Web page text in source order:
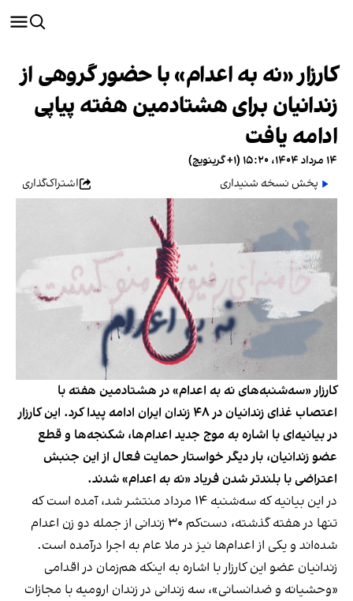
کارزار «نه به اعدام» با حضور گروهی از
زندانیان برای هشتادمین هفته پیاپی
ادامه یافت
۱۴ مرداد ۱۴۰۴، ۱۵:۲۰ (‎+۱ گرینویچ)
پخش نسخه شنیداری
اشتراک‌گذاری
کارزار «سه‌شنبه‌های نه به اعدام» در هشتادمین هفته با
اعتصاب غذای زندانیان در ۴۸ زندان ایران ادامه پیدا کرد. این کارزار
در بیانیه‌ای با اشاره به موج جدید اعدام‌ها، شکنجه‌ها و قطع
عضو زندانیان، بار دیگر خواستار حمایت فعال از این جنبش
اعتراضی با بلندتر شدن فریاد «نه به اعدام» شدند.
در این بیانیه که سه‌شنبه ۱۴ مرداد منتشر شد، آمده است که
تنها در هفته گذشته، دست‌کم ۳۰ زندانی از جمله دو زن اعدام
شده‌اند و یکی از اعدام‌ها نیز در ملا عام به اجرا درآمده است.
زندانیان عضو این کارزار با اشاره به اینکه هم‌زمان در اقدامی
«وحشیانه و ضدانسانی»، سه زندانی در زندان ارومیه با مجازات